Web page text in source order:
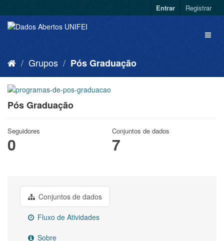
Entrar Registrar
Grupos Pós Graduação
Pós Graduação
Seguidores
0
Conjuntos de dados
7
Conjuntos de dados
Fluxo de Atividades
Sobre